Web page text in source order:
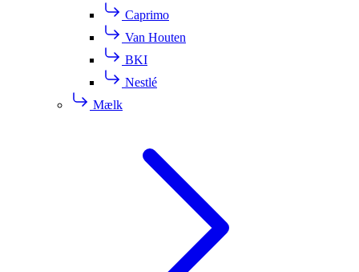
Caprimo
Van Houten
BKI
Nestlé
Mælk